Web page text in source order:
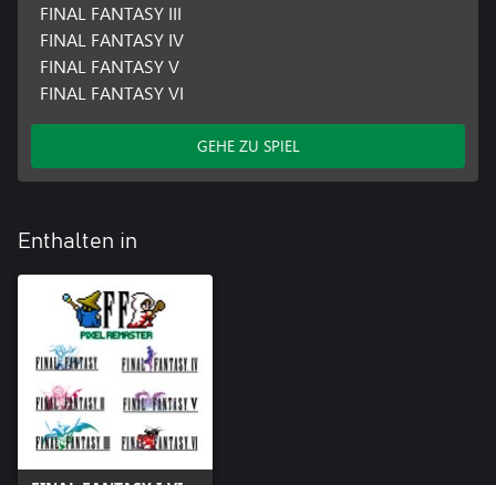
FINAL FANTASY III
FINAL FANTASY IV
FINAL FANTASY V
FINAL FANTASY VI
GEHE ZU SPIEL
Enthalten in